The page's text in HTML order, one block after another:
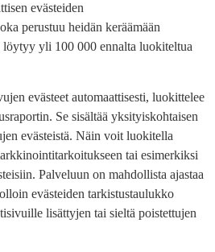
evästeiden
perustuu heidän keräämään
löytyy yli 100 000 ennalta luokiteltua
evästeet automaattisesti, luokittelee
Se sisältää yksityiskohtaisen
evästeistä. Näin voit luokitella
tai esimerkiksi
Palveluun on mahdollista ajastaa
evästeiden tarkistustaulukko
lisättyjen tai sieltä poistettujen